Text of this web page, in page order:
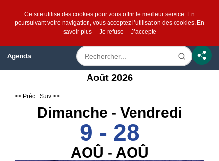
Agenda
Août 2026
<< Préc Suiv >>
Dimanche - Vendredi
9 - 28
AOÛ - AOÛ
Ce site utilise des cookies pour vous offrir le meilleur service. En
poursuivant votre navigation, vous acceptez l’utilisation des cookies. En
savoir plus
Je refuse J’accepte